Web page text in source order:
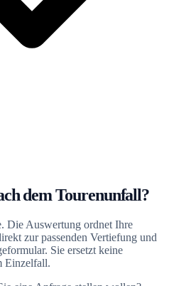
dem Tourenunfall?
Die Auswertung ordnet Ihre
zur passenden Vertiefung und
Sie ersetzt keine
Einzelfall.